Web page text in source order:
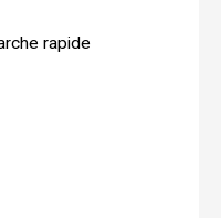
rapide